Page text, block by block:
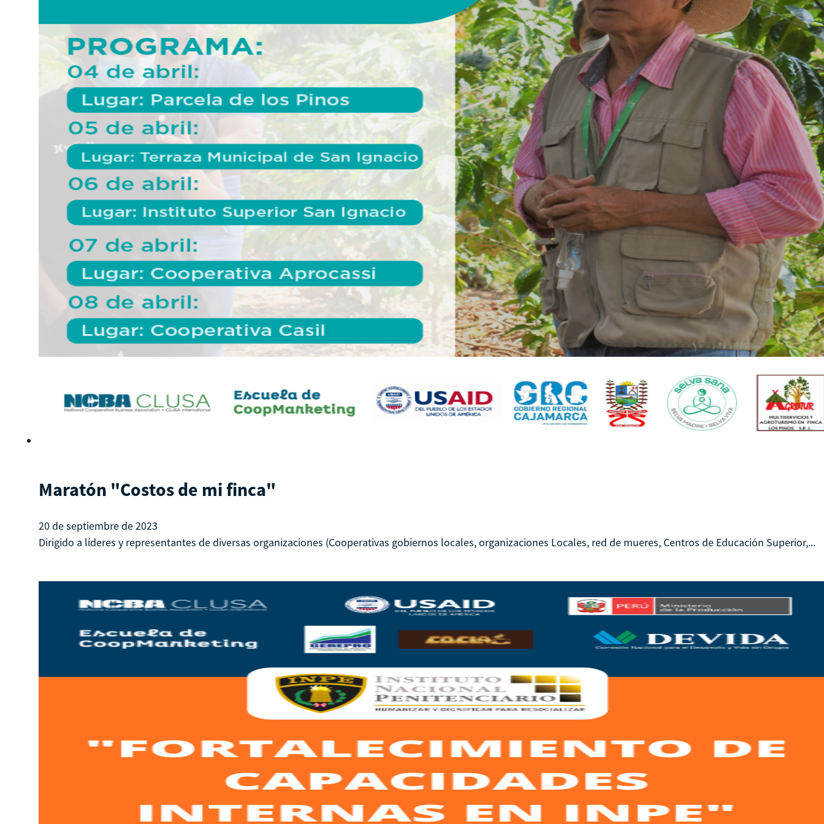
Maratón "Costos de mi finca"
20 de septiembre de 2023
Dirigido a líderes y representantes de diversas organizaciones (Cooperativas gobiernos locales, organizaciones Locales, red de mueres, Centros de Educación Superior,...